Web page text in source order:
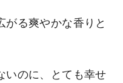
る爽やかな香りと
いのに、とても幸せ